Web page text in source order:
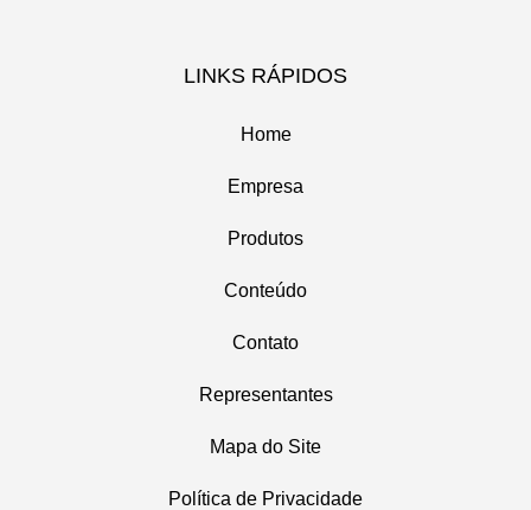
LINKS RÁPIDOS
Home
Empresa
Produtos
Conteúdo
Contato
Representantes
Mapa do Site
Política de Privacidade